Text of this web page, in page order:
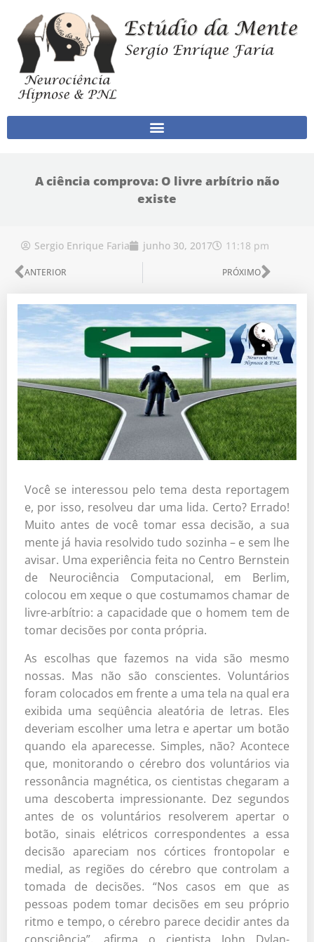
A ciência comprova: O livre arbítrio não
existe
Sergio Enrique Faria junho 30, 2017 11:18 pm
Anterior
ANTERIOR PRÓXIMO
Você se interessou pelo tema desta reportagem
e, por isso, resolveu dar uma lida. Certo? Errado!
Muito antes de você tomar essa decisão, a sua
mente já havia resolvido tudo sozinha – e sem lhe
avisar. Uma experiência feita no Centro Bernstein
de Neurociência Computacional, em Berlim,
colocou em xeque o que costumamos chamar de
livre-arbítrio: a capacidade que o homem tem de
tomar decisões por conta própria.
As escolhas que fazemos na vida são mesmo
nossas. Mas não são conscientes. Voluntários
foram colocados em frente a uma tela na qual era
exibida uma seqüência aleatória de letras. Eles
deveriam escolher uma letra e apertar um botão
quando ela aparecesse. Simples, não? Acontece
que, monitorando o cérebro dos voluntários via
ressonância magnética, os cientistas chegaram a
uma descoberta impressionante. Dez segundos
antes de os voluntários resolverem apertar o
botão, sinais elétricos correspondentes a essa
decisão apareciam nos córtices frontopolar e
medial, as regiões do cérebro que controlam a
tomada de decisões. “Nos casos em que as
pessoas podem tomar decisões em seu próprio
ritmo e tempo, o cérebro parece decidir antes da